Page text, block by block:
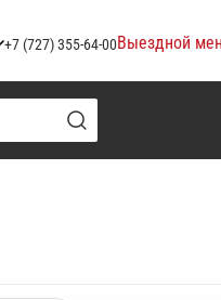
+7 (727) 355-64-00Выездной